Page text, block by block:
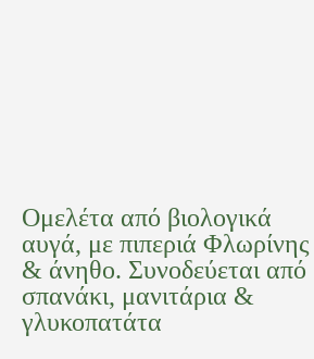
Ομελέτα από βιολογικά
αυγά, με πιπεριά Φλωρίνης
& άνηθο. Συνοδεύεται από
σπανάκι, μανιτάρια &
γλυκοπατάτα